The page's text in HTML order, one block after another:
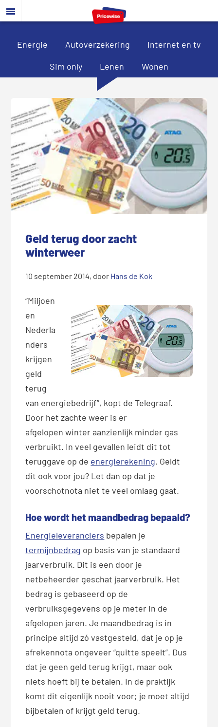
Door
naar
hoofd
Spring
naar
eerste
Spring
naar
voettekst
Energie Autoverzekering Internet en tv
Sim only Lenen Wonen
Geld terug door zacht
winterweer
10 september 2014, door Hans de Kok
“Miljoen
en
Nederla
nders
krijgen
geld
terug
van energiebedrijf”, kopt de Telegraaf.
Door het zachte weer is er
afgelopen winter aanzienlijk minder gas
verbruikt. In veel gevallen leidt dit tot
teruggave op de energierekening. Geldt
dit ook voor jou? Let dan op dat je
voorschotnota niet te veel omlaag gaat.
Hoe wordt het maandbedrag bepaald?
Energieleveranciers bepalen je
termijnbedrag op basis van je standaard
jaarverbruik. Dit is een door je
netbeheerder geschat jaarverbruik. Het
bedrag is gebaseerd op de
verbruiksgegevens op je meter in de
afgelopen jaren. Je maandbedrag is in
principe altijd zó vastgesteld, dat je op je
afrekennota ongeveer “quitte speelt”. Dus
dat je geen geld terug krijgt, maar ook
niets hoeft bij te betalen. In de praktijk
komt dit eigenlijk nooit voor; je moet altijd
bijbetalen of krijgt geld terug.